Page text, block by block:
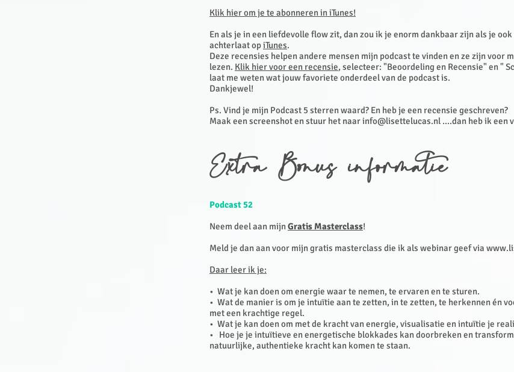
Klik hier om je te abonneren in iTunes!
En als je in een liefdevolle flow zit, dan zou ik je enorm dankbaar zijn als je
achterlaat opiTunes.
Deze recensies helpen andere mensen mijn podcast te vinden en ze zijn voor
lezen. Klik hier voor een recensie, selecteer: "Beoordeling en Recensie" en "
laat me weten wat jouw favoriete onderdeel van de podcast is.
Dankjewel!
Ps. Vind je mijn Podcast 5 sterren waard? En heb je een recensie geschreven?
Maak een screenshot en stuur het naarinfo@lisettelucas.nl ....dan heb ik een
Extra Bonus informatie
Podcast 52
Neem deel aan mijnGratis Masterclass!
Meld je dan aan voor mijn gratis masterclass die ik als webinar geef via
Daar leer ik je:
• Wat je kan doen om energie waar te nemen, te ervaren en te sturen.
• Wat de manier is om je intuïtie aan te zetten, in te zetten, te herkennen én
met een krachtige regel.
• Wat je kan doen om met de kracht van energie, visualisatie en intuïtie je
• Hoe je je intuïtieve en energetische blokkades kan doorbreken en
natuurlijke, authentieke kracht kan komen te staan.